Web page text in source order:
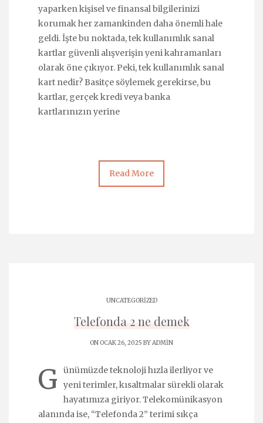
yaparken kişisel ve finansal bilgilerinizi
korumak her zamankinden daha önemli hale
geldi. İşte bu noktada, tek kullanımlık sanal
kartlar güvenli alışverişin yeni kahramanları
olarak öne çıkıyor. Peki, tek kullanımlık sanal
kart nedir? Basitçe söylemek gerekirse, bu
kartlar, gerçek kredi veya banka
kartlarınızın yerine
Read More
UNCATEGORIZED
Telefonda 2 ne demek
ON OCAK 26, 2025 BYADMIN
G
ünümüzde teknoloji hızla ilerliyor ve
yeni terimler, kısaltmalar sürekli olarak
hayatımıza giriyor. Telekomünikasyon
alanında ise, “Telefonda 2” terimi sıkça